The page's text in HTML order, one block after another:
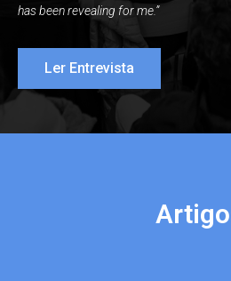
has been revealing for me.”
Ler Entrevista